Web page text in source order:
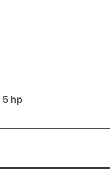
5 hp